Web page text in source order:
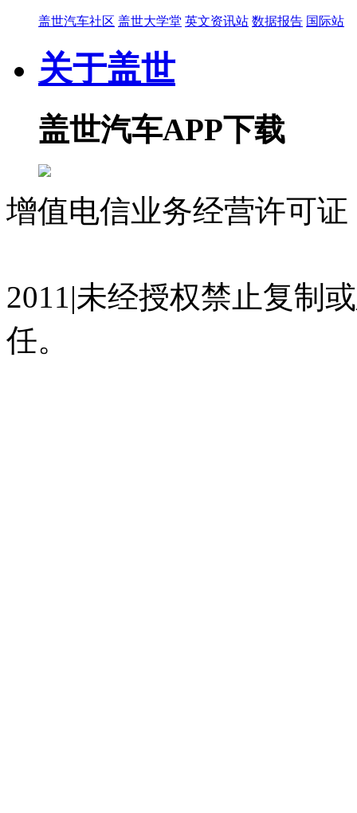
盖世汽车社区 盖世大学堂 英文资讯站 数据报告 国际站
关于盖世
盖世汽车APP下载
增值电信业务经营许可
2011|未经授权禁止复制
任。